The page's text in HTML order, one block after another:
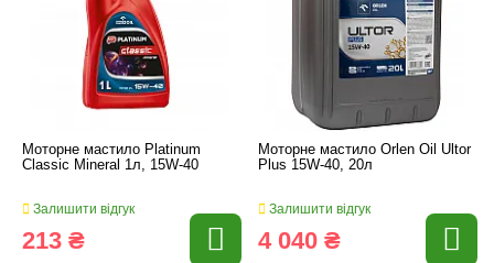
Моторне мастило Platinum
Classic Mineral 1л, 15W-40
Залишити відгук
213 ₴
Моторне мастило Orlen Oil Ultor
Plus 15W-40, 20л
Залишити відгук
4 040 ₴